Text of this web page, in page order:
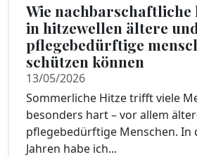
Wie
in hitzewellen ältere und
pflegebedürftige
schützen können
13/05/2026
Sommerliche Hitze trifft viele
besonders hart – vor allem
pflegebedürftige Menschen. In
Jahren habe ich...